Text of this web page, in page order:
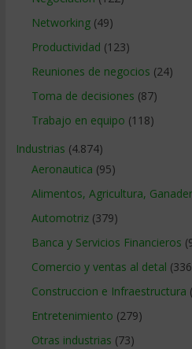
Networking(49)
Productividad (123)
Reuniones de negocios (24)
Toma de decisiones (87)
Trabajo en equipo (118)
Industrias (4.874)
Aeronautica (95)
Alimentos, Agricultura,
Automotriz(379)
Banca y Servicios Financieros
Comercio y ventas al detal
Construccion e Infraestructura
Entretenimiento (279)
Otras industrias (73)